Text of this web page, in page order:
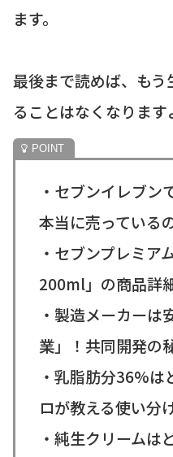
ます。
最後まで読めば、も
ることはなくなります
・セブンイレブン
本当に売っている
・セブンプレミア
200ml」の商品詳
・製造メーカーは
業」！共同開発の
・乳脂肪分36%は
ロが教える使い分
・純生クリームは